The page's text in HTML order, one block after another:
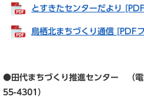
とすきたセンターだより
鳥栖北まちづくり通信 [PDF
●田代まちづくり推進センター
55-4301）